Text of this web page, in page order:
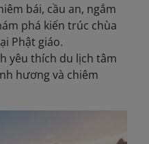
bái, cầu an, ngắm
phá kiến trúc chùa
Phật giáo.
yêu thích du lịch tâm
hương và chiêm